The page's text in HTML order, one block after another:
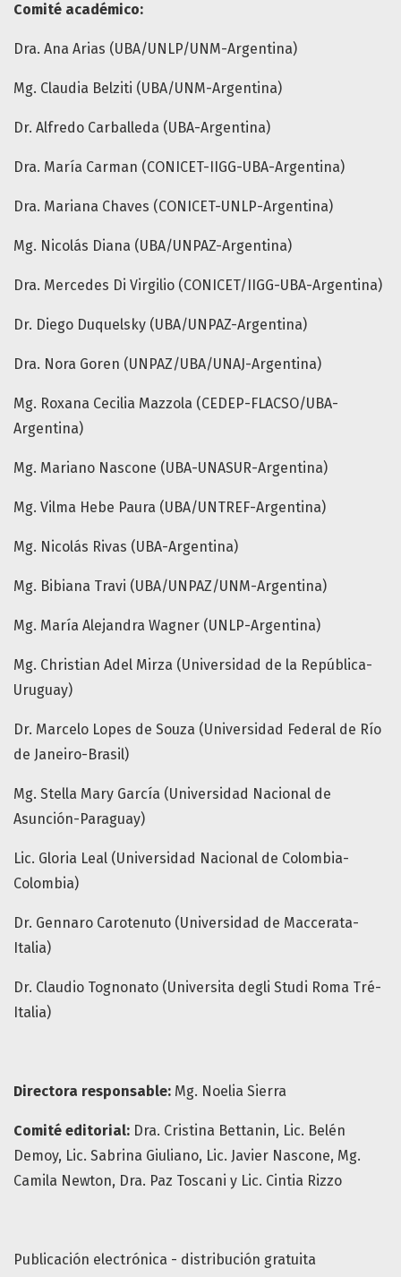
Comité académico:
Dra. Ana Arias (UBA/UNLP/UNM-Argentina)
Mg. Claudia Belziti (UBA/UNM-Argentina)
Dr. Alfredo Carballeda (UBA-Argentina)
Dra. María Carman (CONICET-IIGG-UBA-Argentina)
Dra. Mariana Chaves (CONICET-UNLP-Argentina)
Mg. Nicolás Diana (UBA/UNPAZ-Argentina)
Dra. Mercedes Di Virgilio (CONICET/IIGG-UBA-Argentina)
Dr. Diego Duquelsky (UBA/UNPAZ-Argentina)
Dra. Nora Goren (UNPAZ/UBA/UNAJ-Argentina)
Mg. Roxana Cecilia Mazzola (CEDEP-FLACSO/UBA-
Argentina)
Mg. Mariano Nascone (UBA-UNASUR-Argentina)
Mg. Vilma Hebe Paura (UBA/UNTREF-Argentina)
Mg. Nicolás Rivas (UBA-Argentina)
Mg. Bibiana Travi (UBA/UNPAZ/UNM-Argentina)
Mg. María Alejandra Wagner (UNLP-Argentina)
Mg. Christian Adel Mirza (Universidad de la República-
Uruguay)
Dr. Marcelo Lopes de Souza (Universidad Federal de Río
de Janeiro-Brasil)
Mg. Stella Mary García (Universidad Nacional de
Asunción-Paraguay)
Lic. Gloria Leal (Universidad Nacional de Colombia-
Colombia)
Dr. Gennaro Carotenuto (Universidad de Maccerata-
Italia)
Dr. Claudio Tognonato (Universita degli Studi Roma Tré-
Italia)
Directora responsable: Mg. Noelia Sierra
Comité editorial: Dra. Cristina Bettanin, Lic. Belén
Demoy, Lic. Sabrina Giuliano, Lic. Javier Nascone, Mg.
Camila Newton, Dra. Paz Toscani y Lic. Cintia Rizzo
Publicación electrónica - distribución gratuita